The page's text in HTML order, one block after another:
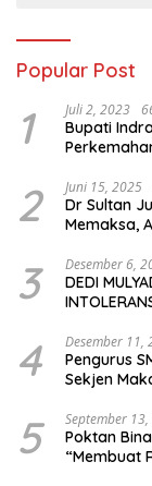
Popular Post
1 Juli 2, 2023
Bupati
2 Juni 15, 2025
Dr Sultan
Memaksa,
3 Desember 6,
DEDI
4 Desember 11,
Pengurus
Sekjen
5 September
Poktan
“Membuat